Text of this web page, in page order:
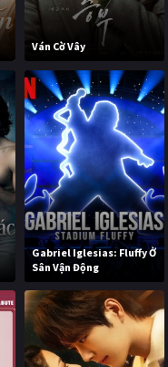
Ván Cờ Vây
Gabriel Iglesias: Fluffy Ở
Sân Vận Động